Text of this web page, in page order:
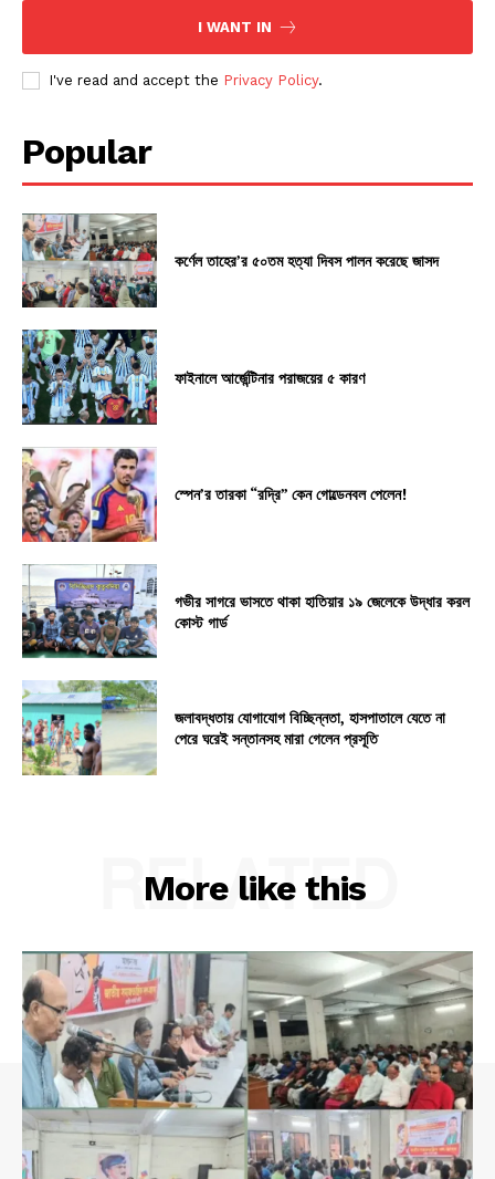
I WANT IN
I've read and accept the Privacy Policy.
Popular
কর্ণেল তাহের’র ৫০তম হত্যা দিবস পালন করেছে জাসদ
ফাইনালে আর্জেন্টিনার পরাজয়ের ৫ কারণ
স্পেন’র তারকা “রদ্রি” কেন গোল্ডেনবল পেলেন!
গভীর সাগরে ভাসতে থাকা হাতিয়ার ১৯ জেলেকে উদ্ধার করল
কোস্ট গার্ড
জলাবদ্ধতায় যোগাযোগ বিচ্ছিন্নতা, হাসপাতালে যেতে না
পেরে ঘরেই সন্তানসহ মারা গেলেন প্রসূতি
More like this
RELATED